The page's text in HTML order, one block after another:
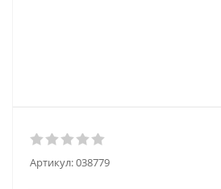
Артикул:038779